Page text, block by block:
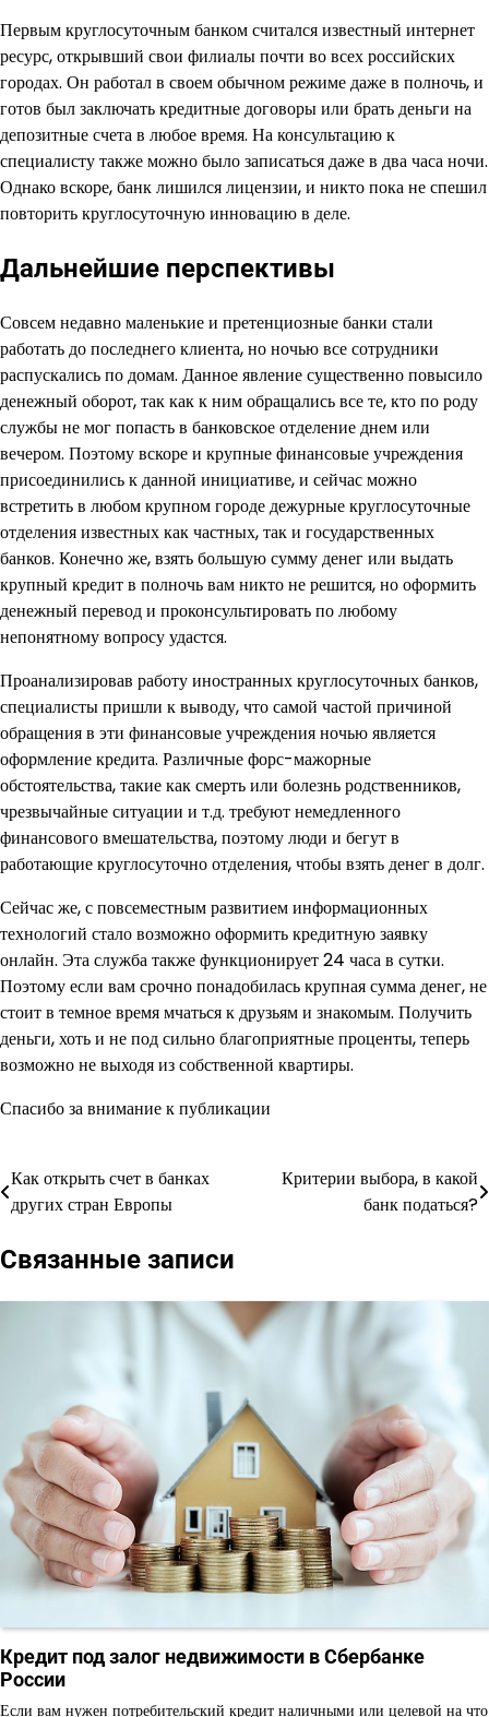
Первым круглосуточным банком считался известный интернет
ресурс, открывший свои филиалы почти во всех российских
городах. Он работал в своем обычном режиме даже в полночь, и
готов был заключать кредитные договоры или брать деньги на
депозитные счета в любое время. На консультацию к
специалисту также можно было записаться даже в два часа ночи.
Однако вскоре, банк лишился лицензии, и никто пока не спешил
повторить круглосуточную инновацию в деле.
Дальнейшие перспективы
Совсем недавно маленькие и претенциозные банки стали
работать до последнего клиента, но ночью все сотрудники
распускались по домам. Данное явление существенно повысило
денежный оборот, так как к ним обращались все те, кто по роду
службы не мог попасть в банковское отделение днем или
вечером. Поэтому вскоре и крупные финансовые учреждения
присоединились к данной инициативе, и сейчас можно
встретить в любом крупном городе дежурные круглосуточные
отделения известных как частных, так и государственных
банков. Конечно же, взять большую сумму денег или выдать
крупный кредит в полночь вам никто не решится, но оформить
денежный перевод и проконсультировать по любому
непонятному вопросу удастся.
Проанализировав работу иностранных круглосуточных банков,
специалисты пришли к выводу, что самой частой причиной
обращения в эти финансовые учреждения ночью является
оформление кредита. Различные форс-мажорные
обстоятельства, такие как смерть или болезнь родственников,
чрезвычайные ситуации и т.д. требуют немедленного
финансового вмешательства, поэтому люди и бегут в
работающие круглосуточно отделения, чтобы взять денег в долг.
Сейчас же, с повсеместным развитием информационных
технологий стало возможно оформить кредитную заявку
онлайн. Эта служба также функционирует 24 часа в сутки.
Поэтому если вам срочно понадобилась крупная сумма денег, не
стоит в темное время мчаться к друзьям и знакомым. Получить
деньги, хоть и не под сильно благоприятные проценты, теперь
возможно не выходя из собственной квартиры.
Спасибо за внимание к публикации
Навигация
по
записям
Как открыть счет в банках
других стран Европы
Критерии выбора, в какой
банк податься?
Связанные записи
Кредит под залог недвижимости в Сбербанке
России
Если вам нужен потребительский кредит наличными или целевой на что